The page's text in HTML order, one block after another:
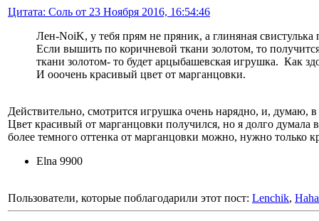
Цитата: Соль от 23 Ноября 2016, 16:54:46
Лен-NoiK, у тебя прям не пряник, а глиняная
Если вышить по коричневой ткани золотом, то
ткани золотом- то будет арцыбашевская игрушка. Как
И ооочень красивый цвет от марганцовки.
Действительно, смотрится игрушка очень нарядно, и, думаю,
Цвет красивый от марганцовки получился, но я долго
более темного оттенка от марганцовки можно, нужно только
Elna 9900
Пользователи, которые поблагодарили этот пост: Lenchik, Haha